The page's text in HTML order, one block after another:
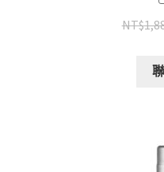
NT$